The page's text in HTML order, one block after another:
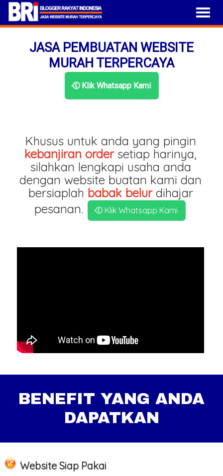
JASA PEMBUATAN WEBSITE
MURAH TERPERCAYA
Klik Whatsapp Kami
Khusus untuk anda yang pingin
kebanjiran ordersetiap harinya,
silahkan lengkapi usaha anda
dengan website buatan kami dan
bersiaplah babak belurdihajar
pesanan.
Klik Whatsapp Kami
BENEFIT YANG ANDA
DAPATKAN
Website Siap Pakai